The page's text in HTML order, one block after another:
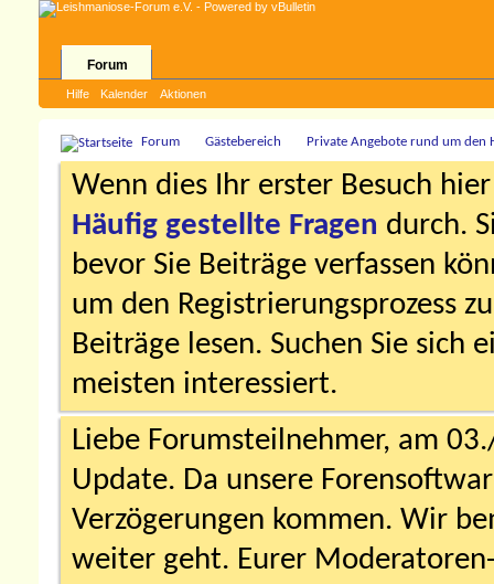
Forum
Hilfe Kalender Aktionen
Forum Gästebereich Private Angebote rund um den
Wenn dies Ihr erster Besuch
Häufig gestellte Fragen durch.
bevor Sie Beiträge verfassen
um den Registrierungsprozess
Beiträge lesen. Suchen Sie sich
meisten interessiert.
Liebe Forumsteilnehmer, am
Update. Da unsere
Verzögerungen kommen. Wir
weiter geht. Eurer